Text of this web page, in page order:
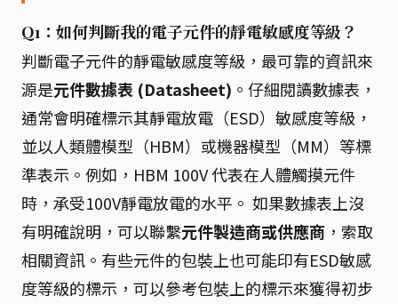
Q1：如何判斷我的電子元件的靜電敏感度等級？
判斷電子元件的靜電敏感度等級，最可靠的資訊來
源是元件數據表 (Datasheet) 。仔細閱讀數據表，
通常會明確標示其靜電放電（ESD）敏感度等級，
並以人類體模型（HBM）或機器模型（MM）等標
準表示。例如，HBM 100V 代表在人體觸摸元件
時，承受100V靜電放電的水平。 如果數據表上沒
有明確說明，可以聯繫元件製造商或供應商 ，索取
相關資訊。有些元件的包裝上也可能印有ESD敏感
度等級的標示，可以參考包裝上的標示來獲得初步